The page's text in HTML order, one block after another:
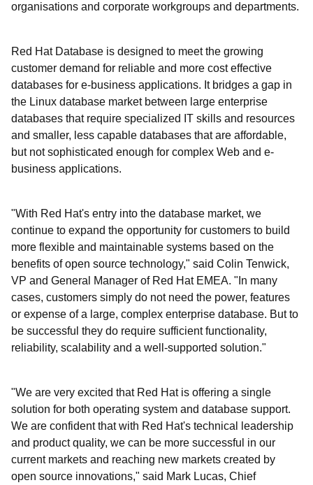
organisations and corporate workgroups and departments.
Red Hat Database is designed to meet the growing
customer demand for reliable and more cost effective
databases for e-business applications. It bridges a gap in
the Linux database market between large enterprise
databases that require specialized IT skills and resources
and smaller, less capable databases that are affordable,
but not sophisticated enough for complex Web and e-
business applications.
"With Red Hat's entry into the database market, we
continue to expand the opportunity for customers to build
more flexible and maintainable systems based on the
benefits of open source technology," said Colin Tenwick,
VP and General Manager of Red Hat EMEA. "In many
cases, customers simply do not need the power, features
or expense of a large, complex enterprise database. But to
be successful they do require sufficient functionality,
reliability, scalability and a well-supported solution."
"We are very excited that Red Hat is offering a single
solution for both operating system and database support.
We are confident that with Red Hat's technical leadership
and product quality, we can be more successful in our
current markets and reaching new markets created by
open source innovations," said Mark Lucas, Chief